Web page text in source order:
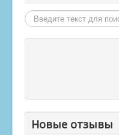
Найти
Новые отзывы